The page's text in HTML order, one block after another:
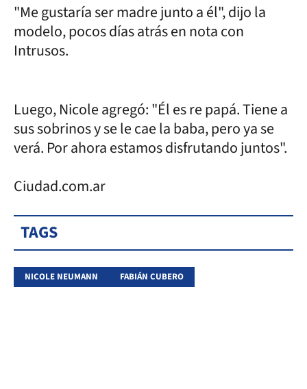
"Me gustaría ser madre junto a él", dijo la
modelo, pocos días atrás en nota con
Intrusos.
Luego, Nicole agregó: "Él es re papá. Tiene a
sus sobrinos y se le cae la baba, pero ya se
verá. Por ahora estamos disfrutando juntos".
Ciudad.com.ar
TAGS
NICOLE NEUMANN FABIÁN CUBERO